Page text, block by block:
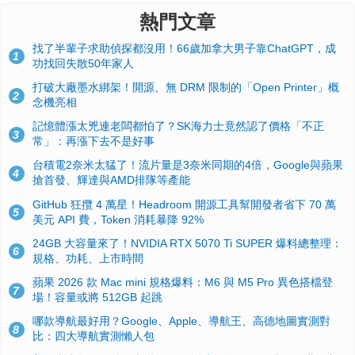
熱門文章
1
找了半輩子求助偵探都沒用！66歲加拿大男子靠ChatGPT，成
功找回失散50年家人
2
打破大廠墨水綁架！開源、無 DRM 限制的「Open Printer」概
念機亮相
3
記憶體漲太兇連老闆都怕了？SK海力士竟然認了價格「不正
常」：再漲下去不是好事
4
台積電2奈米太猛了！流片量是3奈米同期的4倍，Google與蘋果
搶首發、輝達與AMD排隊等產能
5
GitHub 狂攬 4 萬星！Headroom 開源工具幫開發者省下 70 萬
美元 API 費，Token 消耗暴降 92%
6
24GB 大容量來了！NVIDIA RTX 5070 Ti SUPER 爆料總整理：
規格、功耗、上市時間
7
蘋果 2026 款 Mac mini 規格爆料：M6 與 M5 Pro 異色搭檔登
場！容量或將 512GB 起跳
8
哪款導航最好用？Google、Apple、導航王、高德地圖實測對
比：四大導航實測懶人包